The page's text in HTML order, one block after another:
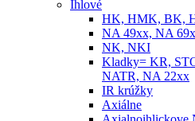
Ihlové
HK, HMK, BK,
NA 49xx, NA
NK, NKI
Kladky= KR,
NATR, NA 22xx
IR krúžky
Axiálne